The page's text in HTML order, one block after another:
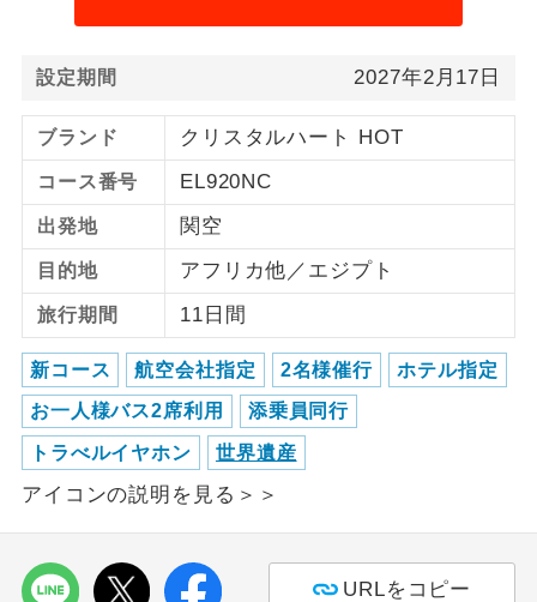
設定期間 2027年2月17日
ブランド クリスタルハート HOT
コース番号 EL920NC
出発地 関空
目的地 アフリカ他／エジプト
旅行期間 11日間
新コース 航空会社指定 2名様催行 ホテル指定
お一人様バス2席利用 添乗員同行
トラべルイヤホン 世界遺産
アイコンの説明を見る＞＞
URLをコピー
ホテル指定
ご紹介するホテルを指定したコースで